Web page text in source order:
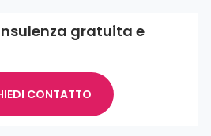
gratuita e
CONTATTO